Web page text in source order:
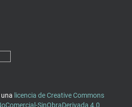
licencia de Creative Commons
SinObraDerivada 4.0